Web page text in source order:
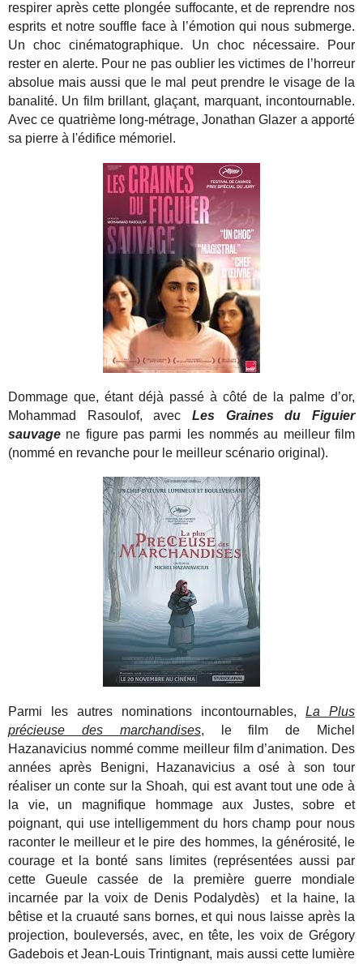
respirer après cette plongée suffocante, et de reprendre nos
esprits et notre souffle face à l’émotion qui nous submerge.
Un choc cinématographique. Un choc nécessaire. Pour
rester en alerte. Pour ne pas oublier les victimes de l’horreur
absolue mais aussi que le mal peut prendre le visage de la
banalité. Un film brillant, glaçant, marquant, incontournable.
Avec ce quatrième long-métrage, Jonathan Glazer a apporté
sa pierre à l'édifice mémoriel.
Dommage que, étant déjà passé à côté de la palme d’or,
Mohammad Rasoulof, avec
Les Graines du Figuier
sauvage ne figure pas parmi les nommés au meilleur film
(nommé en revanche pour le meilleur scénario original).
Parmi les autres nominations incontournables,
La Plus
précieuse des marchandises, le film de Michel
Hazanavicius nommé comme meilleur film d’animation. Des
années après Benigni, Hazanavicius a osé à son tour
réaliser un conte sur la Shoah, qui est avant tout une ode à
la vie, un magnifique hommage aux Justes, sobre et
poignant, qui use intelligemment du hors champ pour nous
raconter le meilleur et le pire des hommes, la générosité, le
courage et la bonté sans limites (représentées aussi par
cette Gueule cassée de la première guerre mondiale
incarnée par la voix de Denis Podalydès) et la haine, la
bêtise et la cruauté sans bornes, et qui nous laisse après la
projection, bouleversés, avec, en tête, les voix de Grégory
Gadebois et Jean-Louis Trintignant, mais aussi cette lumière